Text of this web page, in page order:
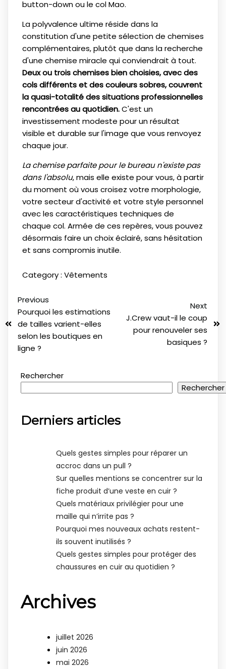
button-down ou le col Mao.
La polyvalence ultime réside dans la
constitution d'une petite sélection de chemises
complémentaires, plutôt que dans la recherche
d'une chemise miracle qui conviendrait à tout.
Deux ou trois chemises bien choisies, avec des
cols différents et des couleurs sobres, couvrent
la quasi-totalité des situations professionnelles
rencontrées au quotidien.C'est un
investissement modeste pour un résultat
visible et durable sur l'image que vous renvoyez
chaque jour.
La chemise parfaite pour le bureau n'existe pas
dans l'absolu, mais elle existe pour vous, à partir
du moment où vous croisez votre morphologie,
votre secteur d'activité et votre style personnel
avec les caractéristiques techniques de
chaque col. Armée de ces repères, vous pouvez
désormais faire un choix éclairé, sans hésitation
et sans compromis inutile.
Category : Vêtements
Previous
Pourquoi les estimations
de tailles varient-elles
selon les boutiques en
ligne ?
Next
J.Crew vaut-il le coup
pour renouveler ses
basiques ?
Rechercher
Rechercher
Derniers articles
Quels gestes simples pour réparer un
accroc dans un pull ?
Sur quelles mentions se concentrer sur la
fiche produit d’une veste en cuir ?
Quels matériaux privilégier pour une
maille qui n’irrite pas ?
Pourquoi mes nouveaux achats restent-
ils souvent inutilisés ?
Quels gestes simples pour protéger des
chaussures en cuir au quotidien ?
Archives
juillet 2026
juin 2026
mai 2026